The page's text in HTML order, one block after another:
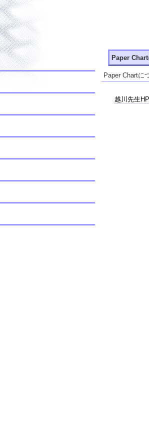
Paper
Paper Chartに
越川先生